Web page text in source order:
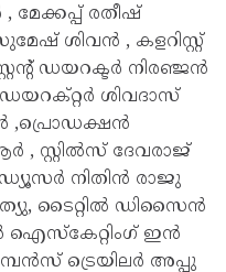
രതീഷ്
ശിവൻ , കളറിസ്റ്റ്
ഡയറക്ടർ നിരഞ്ജൻ
ശിവദാസ്
,പ്രൊഡക്ഷൻ
സ്റ്റിൽസ് ദേവരാജ്
നിതിൻ രാജു
ടൈറ്റിൽ ഡിസൈൻ
ഐസ്‌കേറ്റിംഗ് ഇൻ
ട്രെയിലർ അപ്പു